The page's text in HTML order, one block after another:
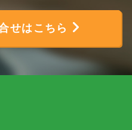
せはこちら